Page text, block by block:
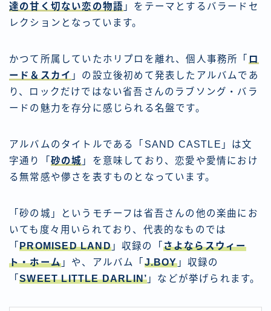
達の甘く切ない恋の物語 」をテーマとするバラードセ
レクションとなっています。
かつて所属していたホリプロを離れ、個人事務所「 ロ
ード＆スカイ 」の設立後初めて発表したアルバムであ
り、ロックだけではない省吾さんのラブソング・バラ
ードの魅力を存分に感じられる名盤です。
アルバムのタイトルである「SAND CASTLE」は文
字通り「 砂の城 」を意味しており、恋愛や愛情におけ
る無常感や儚さを表すものとなっています。
「砂の城」というモチーフは省吾さんの他の楽曲にお
いても度々用いられており、代表的なものでは
「PROMISED LAND」収録の「 さよならスウィー
ト・ホーム 」や、アルバム「 J.BOY」収録の
「SWEET LITTLE DARLIN’ 」などが挙げられます。